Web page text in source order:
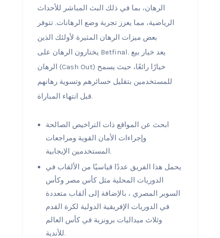
الرهان، بما في ذلك البث المباشر للأحداث
الرياضية، مما يعزز تجربة وضع الرهانات. تتوفر
بعض ميزات الرهان المثيرة لأولئك الذين
يختارون الرهان على Betfinal. يعد خيار بيع
الرهان (Cash Out) خيارًا رائعًا، حيث يسمح
للمستخدمين بتقليل خسائرهم وتسوية رهانهم
قبل انتهاء المباراة.
ابحث عن المواقع ذات التراخيص الصالحة
وإجراءات الأمان القوية ومراجعات
المستخدمين الإيجابية.
يحمل هذا الفريق عددًا قياسيًا من الألقاب في
الدوريات المحلية مثل كأس مصر وكأس
السوبر المصري ، بالإضافة إلى ألقاب متعددة
في الدوريات الإفريقية الدولية لكرة القدم
وثلاث ميداليات برونزية في كأس العالم
للأندية.